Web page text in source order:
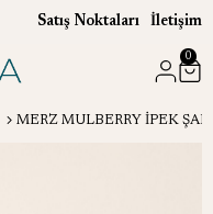
Satış Noktaları İletişim
0
MERZ MULBERRY İPEK